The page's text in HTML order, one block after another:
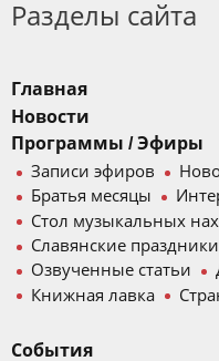
Разделы сайта
Главная
Новости
Программы / Эфиры
Записи эфиров
Братья месяцы
Стол музыкальных
Славянские праздники
Озвученные статьи
Книжная лавка
События